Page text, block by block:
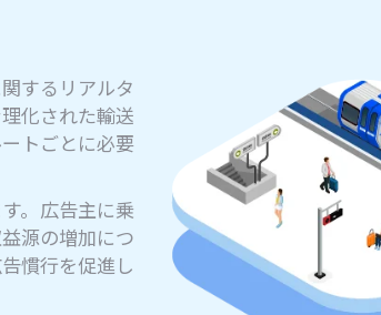
するリアルタ
化された輸送
トごとに必要
。広告主に乗
源の増加につ
慣行を促進し